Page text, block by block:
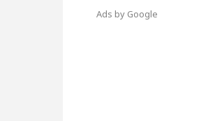
Ads by Google